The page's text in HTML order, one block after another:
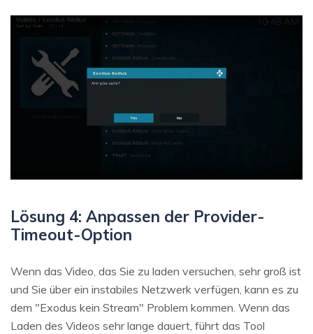
Lösung 4: Anpassen der Provider-
Timeout-Option
Wenn das Video, das Sie zu laden versuchen, sehr groß ist
und Sie über ein instabiles Netzwerk verfügen, kann es zu
dem "Exodus kein Stream" Problem kommen. Wenn das
Laden des Videos sehr lange dauert, führt das Tool